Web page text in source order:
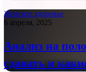
Женское здоровье
6 апреля, 2025
Анализ на
сдавать и